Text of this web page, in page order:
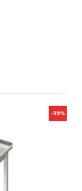
-39%